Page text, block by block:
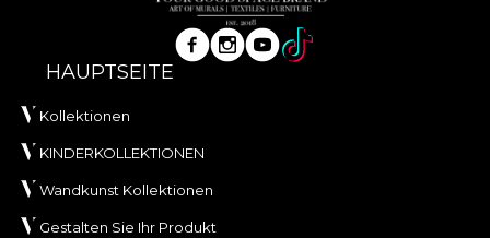
HAUPTSEITE
Kollektionen
KINDERKOLLEKTIONEN
Wandkunst Kollektionen
Gestalten Sie Ihr Produkt